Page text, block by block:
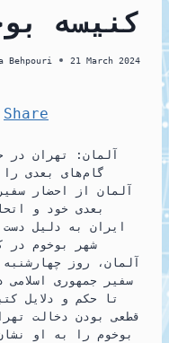
کنیسه
Behpouri 21 March 2024
T
e
g
a
Share
آلمان: تهران در
گام‌های بعدی
آلمان از احضار
بعدی خود و
ایران به دلیل
شهر بوخوم در
سفیر جمهوری
تا حکم و دلایل
قطعی بودن دخالت
بوخوم را به او